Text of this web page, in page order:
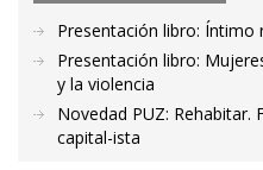
Presentación libro: Íntimo
Presentación libro:
y la violencia
Novedad PUZ: Rehabitar.
capital-ista